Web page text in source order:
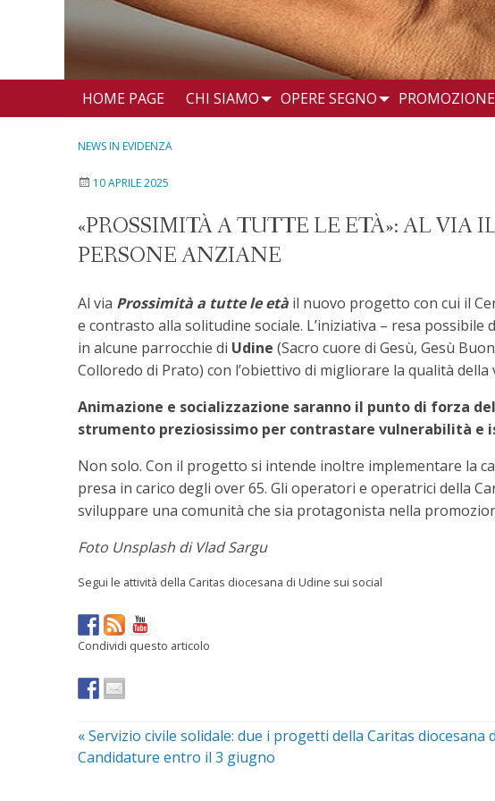
HOME PAGE CHI SIAMO OPERE SEGNO
NEWS IN EVIDENZA
10 APRILE 2025
«PROSSIMITÀ A TUTTE LE ETÀ»: AL VIA
PERSONE ANZIANE
Al via Prossimità a tutte le età il nuovo progetto con cui il
e contrasto alla solitudine sociale. L’iniziativa – resa possibile
in alcune parrocchie di Udine (Sacro cuore di Gesù, Gesù
Colloredo di Prato) con l’obiettivo di migliorare la qualità
Animazione e socializzazione saranno il punto di forza
strumento preziosissimo per contrastare vulnerabilità e
Non solo. Con il progetto si intende inoltre implementare la
presa in carico degli over 65. Gli operatori e operatrici della
sviluppare una comunità che sia protagonista nella
Foto Unsplash di Vlad Sargu
Segui le attività della Caritas diocesana di Udine sui social
Condividi questo articolo
«Servizio civile solidale: due i progetti della Caritas diocesana
Candidature entro il 3 giugno